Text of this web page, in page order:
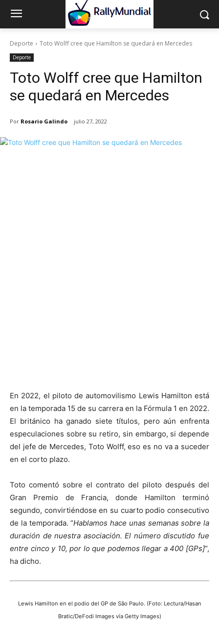
Deporte Toto Wolff cree que Hamilton se quedará en Mercedes
Deporte
Toto Wolff cree que Hamilton
se quedará en Mercedes
Por Rosario Galindo julio 27, 2022
En 2022, el piloto de automovilismo Lewis Hamilton está
en la temporada 15 de su carrera en la Fórmula 1 en 2022.
El británico ha ganado siete títulos, pero aún enfrenta
especulaciones sobre su retiro, sin embargo, si depende
del jefe de Mercedes, Toto Wolff, eso es no va a suceder
en el corto plazo.
Toto comentó sobre el contrato del piloto después del
Gran Premio de Francia, donde Hamilton terminó
segundo, convirtiéndose en su cuarto podio consecutivo
de la temporada. “Hablamos hace unas semanas sobre la
duración de nuestra asociación. El número discutido fue
entre cinco y 10, por lo que podemos llegar a 400 [GPs]“,
ha dicho.
Lewis Hamilton en el podio del GP de São Paulo. (Foto: Lectura/Hasan
Bratic/DeFodi Images vía Getty Images)